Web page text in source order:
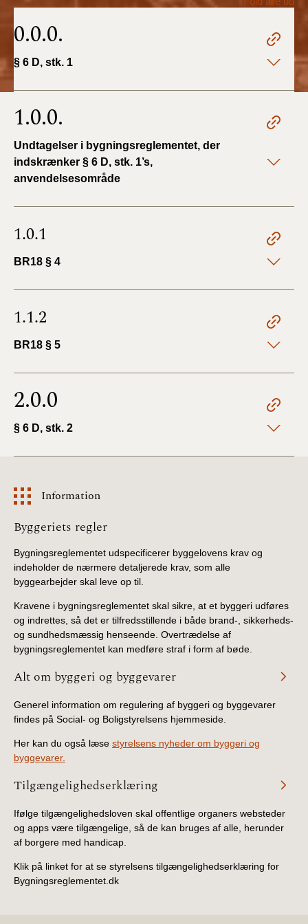
2022)
BR18 (1/1 - 30/6
BR18 (29/6 - 31/12
2021)
BR18 (1/7-31/12
BR18 (10/3-30/6
BR18 (4/7-31/12
BR18 (1/7-31/12
BR15 (2015-2018)
Tidligere BR (1961-
0.0.0.
§ 6 D, stk. 1
1.0.0.
Undtagelser i bygningsreglementet, der
indskrænker § 6 D, stk. 1’s,
anvendelsesområde
1.0.1
BR18 § 4
1.1.2
BR18 § 5
2.0.0
§ 6 D, stk. 2
Information
Information
Byggeriets regler
Bygningsreglementet udspecificerer byggelovens krav og
indeholder de nærmere detaljerede krav, som alle
byggearbejder skal leve op til.
Kravene i bygningsreglementet skal sikre, at et byggeri udføres
og indrettes, så det er tilfredsstillende i både brand-, sikkerheds-
og sundhedsmæssig henseende. Overtrædelse af
bygningsreglementet kan medføre straf i form af bøde.
Alt om byggeri og byggevarer
Generel information om regulering af byggeri og byggevarer
findes på Social- og Boligstyrelsens hjemmeside.
Her kan du også læse styrelsens nyheder om byggeri og
byggevarer.
Tilgængelighedserklæring
Ifølge tilgængelighedsloven skal offentlige organers websteder
og apps være tilgængelige, så de kan bruges af alle, herunder
af borgere med handicap.
Klik på linket for at se styrelsens tilgængelighedserklæring for
Bygningsreglementet.dk